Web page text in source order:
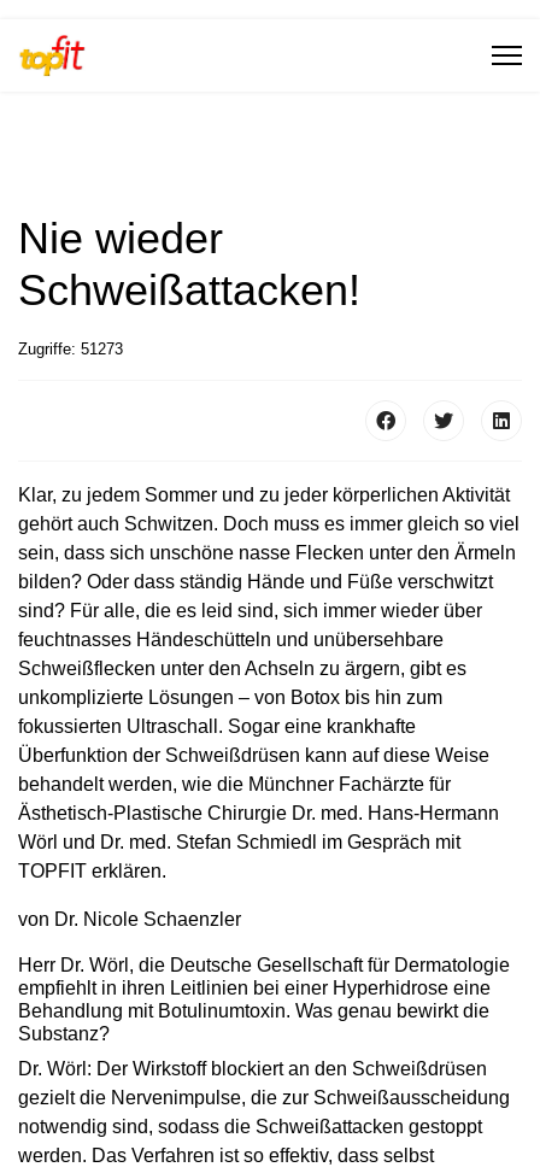
Nie wieder
Schweißattacken!
Zugriffe: 51273
Klar, zu jedem Sommer und zu jeder körperlichen Aktivität
gehört auch Schwitzen. Doch muss es immer gleich so viel
sein, dass sich unschöne nasse Flecken unter den Ärmeln
bilden? Oder dass ständig Hände und Füße verschwitzt
sind? Für alle, die es leid sind, sich immer wieder über
feuchtnasses Händeschütteln und unübersehbare
Schweißflecken unter den Achseln zu ärgern, gibt es
unkomplizierte Lösungen – von Botox bis hin zum
fokussierten Ultraschall. Sogar eine krankhafte
Überfunktion der Schweißdrüsen kann auf diese Weise
behandelt werden, wie die Münchner Fachärzte für
Ästhetisch-Plastische Chirurgie Dr. med. Hans-Hermann
Wörl und Dr. med. Stefan Schmiedl im Gespräch mit
TOPFIT erklären.
von Dr. Nicole Schaenzler
Herr Dr. Wörl, die Deutsche Gesellschaft für Dermatologie
empfiehlt in ihren ­Leitlinien bei einer Hyperhidrose eine
Behandlung mit Botulinumtoxin. Was ­genau bewirkt die
Substanz?
Dr. Wörl: Der Wirkstoff blockiert an den Schweißdrüsen
gezielt die Nervenimpulse, die zur Schweißausscheidung
notwendig sind, sodass die Schweißattacken gestoppt
werden. Das Verfahren ist so effektiv, dass selbst